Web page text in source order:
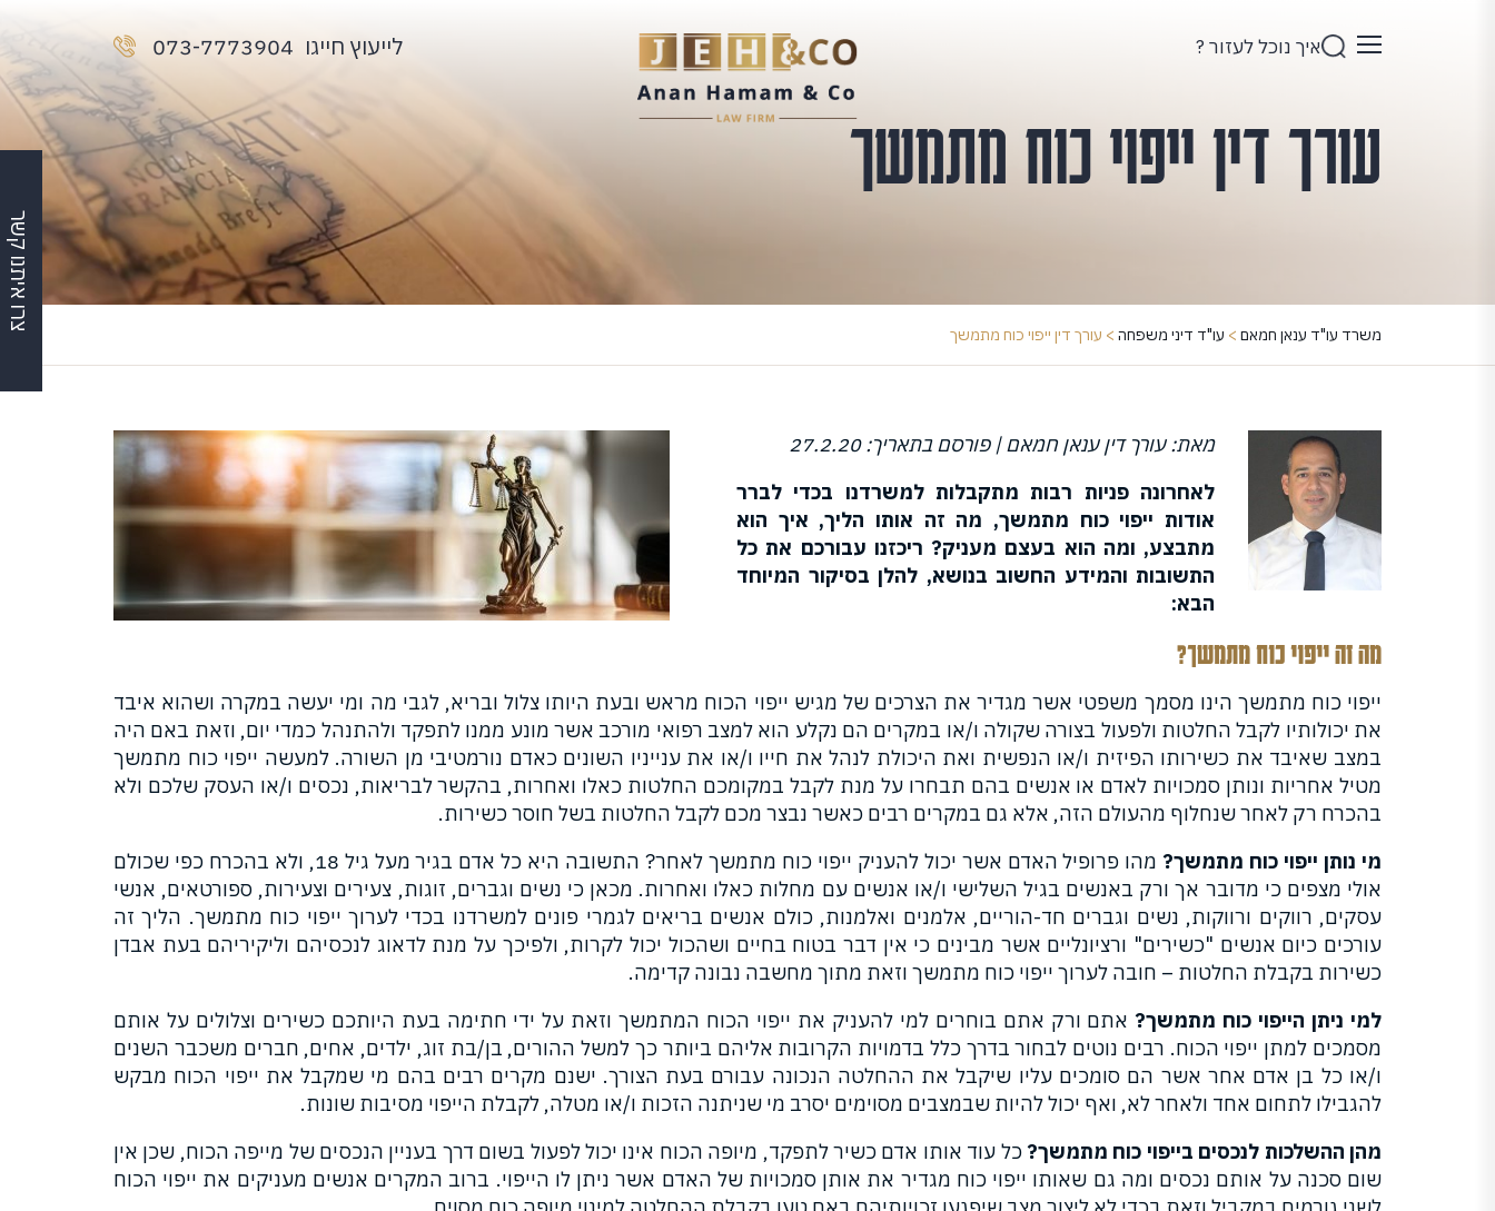
איך נוכל לעזור ? לייעוץ חייגו 073-7773904
צרו איתנו קשר
עורך דין ייפוי כוח מתמשך
משרד עו"ד ענאן חמאם > עו"ד דיני משפחה > עורך דין ייפוי כוח מתמשך
מאת: עורך דין ענאן חמאם | פורסם בתאריך: 27.2.20
לאחרונה פניות רבות מתקבלות למשרדנו בכדי לברר
אודות ייפוי כוח מתמשך, מה זה אותו הליך, איך הוא
מתבצע, ומה הוא בעצם מעניק? ריכזנו עבורכם את כל
התשובות והמידע החשוב בנושא, להלן בסיקור המיוחד
הבא:
מה זה ייפוי כוח מתמשך?
ייפוי כוח מתמשך הינו מסמך משפטי אשר מגדיר את הצרכים של מגיש ייפוי הכוח מראש ובעת היותו צלול ובריא, לגבי מה ומי יעשה במקרה ושהוא איבד
את יכולותיו לקבל החלטות ולפעול בצורה שקולה ו/או במקרים הם נקלע הוא למצב רפואי מורכב אשר מונע ממנו לתפקד ולהתנהל כמדי יום, וזאת באם היה
במצב שאיבד את כשירותו הפיזית ו/או הנפשית ואת היכולת לנהל את חייו ו/או את ענייניו השונים כאדם נורמטיבי מן השורה. למעשה ייפוי כוח מתמשך
מטיל אחריות ונותן סמכויות לאדם או אנשים בהם תבחרו על מנת לקבל במקומכם החלטות כאלו ואחרות, בהקשר לבריאות, נכסים ו/או העסק שלכם ולא
בהכרח רק לאחר שנחלוף מהעולם הזה, אלא גם במקרים רבים כאשר נבצר מכם לקבל החלטות בשל חוסר כשירות.
מי נותן ייפוי כוח מתמשך?
מהו פרופיל האדם אשר יכול להעניק ייפוי כוח מתמשך לאחר? התשובה היא כל אדם בגיר מעל גיל 18, ולא בהכרח כפי שכולם
אולי מצפים כי מדובר אך ורק באנשים בגיל השלישי ו/או אנשים עם מחלות כאלו ואחרות. מכאן כי נשים וגברים, זוגות, צעירים וצעירות, ספורטאים, אנשי
עסקים, רווקים ורווקות, נשים וגברים חד-הוריים, אלמנים ואלמנות, כולם אנשים בריאים לגמרי פונים למשרדנו בכדי לערוך ייפוי כוח מתמשך. הליך זה
עורכים כיום אנשים "כשירים" ורציונליים אשר מבינים כי אין דבר בטוח בחיים ושהכול יכול לקרות, ולפיכך על מנת לדאוג לנכסיהם וליקיריהם בעת אבדן
כשירות בקבלת החלטות – חובה לערוך ייפוי כוח מתמשך וזאת מתוך מחשבה נבונה קדימה.
למי ניתן הייפוי כוח מתמשך? אתם ורק אתם בוחרים למי להעניק את ייפוי הכוח המתמשך וזאת על ידי חתימה בעת היותכם כשירים וצלולים על אותם
מסמכים למתן ייפוי הכוח. רבים נוטים לבחור בדרך כלל בדמויות הקרובות אליהם ביותר כך למשל ההורים, בן/בת זוג, ילדים, אחים, חברים משכבר השנים
ו/או כל בן אדם אחר אשר הם סומכים עליו שיקבל את ההחלטה הנכונה עבורם בעת הצורך. ישנם מקרים רבים בהם מי שמקבל את ייפוי הכוח מבקש
להגבילו לתחום אחד ולאחר לא, ואף יכול להיות שבמצבים מסוימים יסרב מי שניתנה הזכות ו/או מטלה, לקבלת הייפוי מסיבות שונות.
מהן ההשלכות לנכסים בייפוי כוח מתמשך?כל עוד אותו אדם כשיר לתפקד, מיופה הכוח אינו יכול לפעול בשום דרך בעניין הנכסים של מייפה הכוח, שכן אין
שום סכנה על אותם נכסים ומה גם שאותו ייפוי כוח מגדיר את אותן סמכויות של האדם אשר ניתן לו הייפוי. ברוב המקרים אנשים מעניקים את ייפוי הכוח